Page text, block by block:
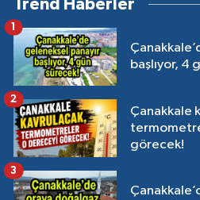
Trend Haberler
başlıyor, 4
1
Çanakkale
görecek!
2
3